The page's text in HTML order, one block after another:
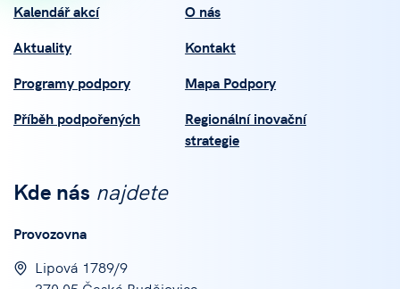
Kalendář akcí
Aktuality
Programy podpory
Příběh podpořených
O nás
Kontakt
Mapa Podpory
Regionální inovační
strategie
Kde nás najdete
Provozovna
Lipová 1789/9